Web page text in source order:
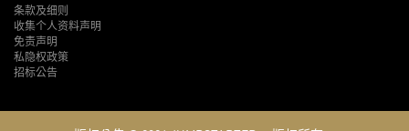
条款及细则
收集个人资料声明
免责声明
私隐权政策
招标公告